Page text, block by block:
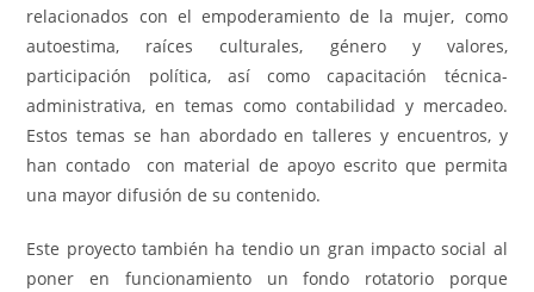
relacionados con el empoderamiento de la mujer, como
autoestima, raíces culturales, género y valores,
participación política, así como capacitación técnica-
administrativa, en temas como contabilidad y mercadeo.
Estos temas se han abordado en talleres y encuentros, y
han contado con material de apoyo escrito que permita
una mayor difusión de su contenido.
Este proyecto también ha tendio un gran impacto social al
poner en funcionamiento un fondo rotatorio porque